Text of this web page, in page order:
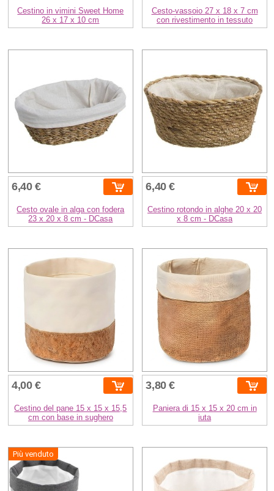
Cestino in vimini Sweet Home
26 x 17 x 10 cm
Cesto-vassoio 27 x 18 x 7 cm
con rivestimento in tessuto
6,40 €
Cesto ovale in alga con fodera
23 x 20 x 8 cm - DCasa
6,40 €
Cestino rotondo in alghe 20 x 20
x 8 cm - DCasa
4,00 €
Cestino del pane 15 x 15 x 15,5
cm con base in sughero
3,80 €
Paniera di 15 x 15 x 20 cm in
iuta
Più venduto